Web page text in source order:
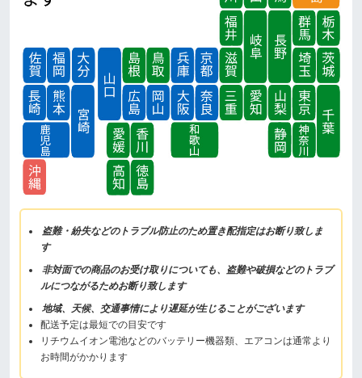
盗難・紛失などのトラブル防止のため置き配指定はお断り致しま
す
非対面での商品のお受け取りについても、盗難や破損などのトラブ
ルにつながるためお断り致します
地域、天候、交通事情により遅延が生じることがございます
配送予定は最短での目安です
リチウムイオン電池などのバッテリー機器類、エアコンは通常より
お時間がかかります